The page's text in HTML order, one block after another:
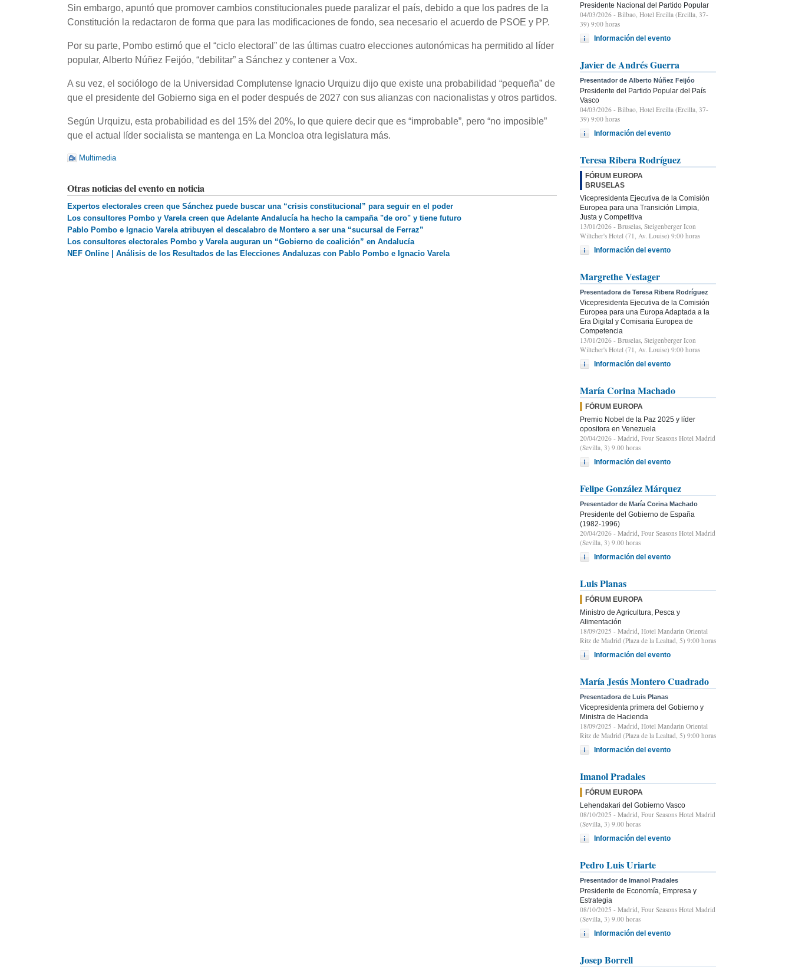
Sin embargo, apuntó que promover cambios constitucionales puede paralizar el país, debido a que los padres de la
Constitución la redactaron de forma que para las modificaciones de fondo, sea necesario el acuerdo de PSOE y PP.
Por su parte, Pombo estimó que el “ciclo electoral” de las últimas cuatro elecciones autonómicas ha permitido al líder
popular, Alberto Núñez Feijóo, “debilitar” a Sánchez y contener a Vox.
A su vez, el sociólogo de la Universidad Complutense Ignacio Urquizu dijo que existe una probabilidad “pequeña” de
que el presidente del Gobierno siga en el poder después de 2027 con sus alianzas con nacionalistas y otros partidos.
Según Urquizu, esta probabilidad es del 15% del 20%, lo que quiere decir que es “improbable”, pero “no imposible”
que el actual líder socialista se mantenga en La Moncloa otra legislatura más.
Multimedia
Otras noticias del evento en noticia
Expertos electorales creen que Sánchez puede buscar una “crisis constitucional” para seguir en el poder
Los consultores Pombo y Varela creen que Adelante Andalucía ha hecho la campaña "de oro" y tiene futuro
Pablo Pombo e Ignacio Varela atribuyen el descalabro de Montero a ser una “sucursal de Ferraz”
Los consultores electorales Pombo y Varela auguran un “Gobierno de coalición” en Andalucía
NEF Online | Análisis de los Resultados de las Elecciones Andaluzas con Pablo Pombo e Ignacio Varela
Presidente Nacional del Partido Popular
04/03/2026 - Bilbao, Hotel Ercilla (Ercilla, 37-
39) 9:00 horas
Información del evento
Javier de Andrés Guerra
Presentador de Alberto Núñez Feijóo
Presidente del Partido Popular del País
Vasco
04/03/2026 - Bilbao, Hotel Ercilla (Ercilla, 37-
39) 9:00 horas
Información del evento
Teresa Ribera Rodríguez
FÓRUM EUROPA
BRUSELAS
Vicepresidenta Ejecutiva de la Comisión
Europea para una Transición Limpia,
Justa y Competitiva
13/01/2026 - Bruselas, Steigenberger Icon
Wiltcher's Hotel (71, Av. Louise) 9:00 horas
Información del evento
Margrethe Vestager
Presentadora de Teresa Ribera Rodríguez
Vicepresidenta Ejecutiva de la Comisión
Europea para una Europa Adaptada a la
Era Digital y Comisaria Europea de
Competencia
13/01/2026 - Bruselas, Steigenberger Icon
Wiltcher's Hotel (71, Av. Louise) 9:00 horas
Información del evento
María Corina Machado
FÓRUM EUROPA
Premio Nobel de la Paz 2025 y líder
opositora en Venezuela
20/04/2026 - Madrid, Four Seasons Hotel Madrid
(Sevilla, 3) 9.00 horas
Información del evento
Felipe González Márquez
Presentador de María Corina Machado
Presidente del Gobierno de España
(1982-1996)
20/04/2026 - Madrid, Four Seasons Hotel Madrid
(Sevilla, 3) 9.00 horas
Información del evento
Luis Planas
FÓRUM EUROPA
Ministro de Agricultura, Pesca y
Alimentación
18/09/2025 - Madrid, Hotel Mandarin Oriental
Ritz de Madrid (Plaza de la Lealtad, 5) 9:00 horas
Información del evento
María Jesús Montero Cuadrado
Presentadora de Luis Planas
Vicepresidenta primera del Gobierno y
Ministra de Hacienda
18/09/2025 - Madrid, Hotel Mandarin Oriental
Ritz de Madrid (Plaza de la Lealtad, 5) 9:00 horas
Información del evento
Imanol Pradales
FÓRUM EUROPA
Lehendakari del Gobierno Vasco
08/10/2025 - Madrid, Four Seasons Hotel Madrid
(Sevilla, 3) 9.00 horas
Información del evento
Pedro Luis Uriarte
Presentador de Imanol Pradales
Presidente de Economía, Empresa y
Estrategia
08/10/2025 - Madrid, Four Seasons Hotel Madrid
(Sevilla, 3) 9.00 horas
Información del evento
Josep Borrell